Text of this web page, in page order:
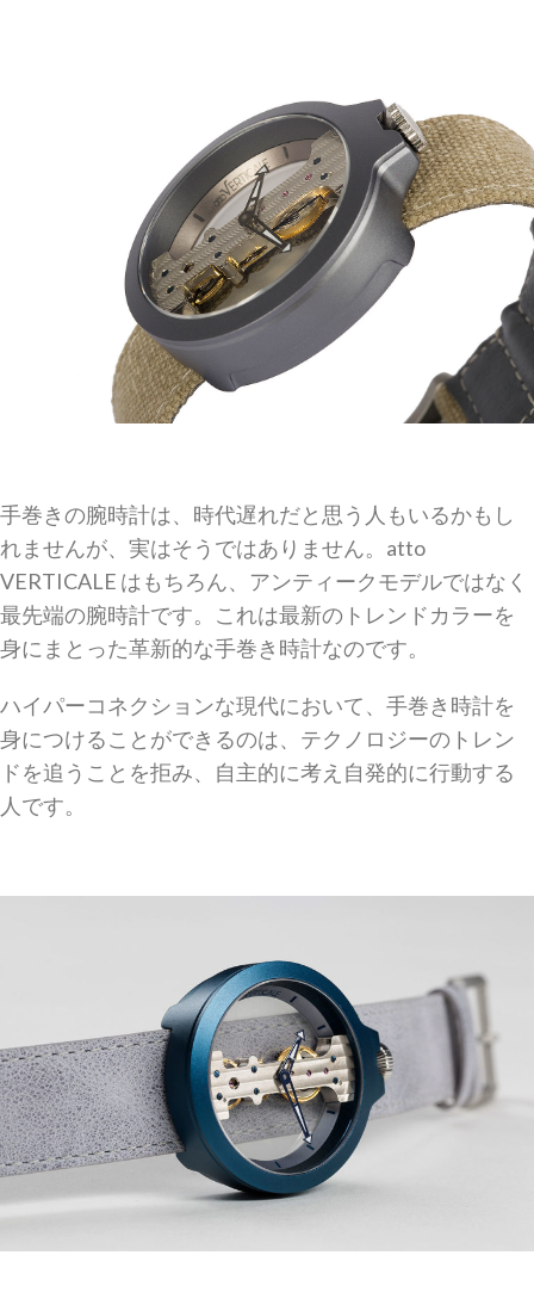
手巻きの腕時計は、時代遅れだと思う人もいるかもし
れませんが、実はそうではありません。atto
VERTICALE はもちろん、アンティークモデルではなく
最先端の腕時計です。これは最新のトレンドカラーを
身にまとった革新的な手巻き時計なのです。
ハイパーコネクションな現代において、手巻き時計を
身につけることができるのは、テクノロジーのトレン
ドを追うことを拒み、自主的に考え自発的に行動する
人です。